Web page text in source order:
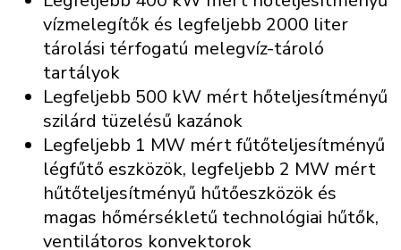
vízmelegítők és legfeljebb 2000 liter
tárolási térfogatú melegvíz-tároló
tartályok
Legfeljebb 500 kW mért hőteljesítményű
szilárd tüzelésű kazánok
Legfeljebb 1 MW mért fűtőteljesítményű
légfűtő eszközök, legfeljebb 2 MW mért
hűtőteljesítményű hűtőeszközök és
magas hőmérsékletű technológiai hűtők,
ventilátoros konvektorok